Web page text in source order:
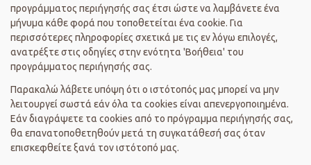
προγράμματος περιήγησής σας έτσι ώστε να λαμβάνετε ένα
μήνυμα κάθε φορά που τοποθετείται ένα cookie. Για
περισσότερες πληροφορίες σχετικά με τις εν λόγω επιλογές,
ανατρέξτε στις οδηγίες στην ενότητα 'Βοήθεια' του
προγράμματος περιήγησής σας.
Παρακαλώ λάβετε υπόψη ότι ο ιστότοπός μας μπορεί να μην
λειτουργεί σωστά εάν όλα τα cookies είναι απενεργοποιημένα.
Εάν διαγράψετε τα cookies από το πρόγραμμα περιήγησής σας,
θα επανατοποθετηθούν μετά τη συγκατάθεσή σας όταν
επισκεφθείτε ξανά τον ιστότοπό μας.